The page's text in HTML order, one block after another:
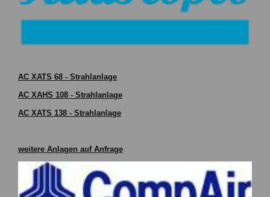
AC XATS 68 - Strahlanlage
AC XAHS 108 - Strahlanlage
AC XATS 138 - Strahlanlage
weitere Anlagen auf Anfrage